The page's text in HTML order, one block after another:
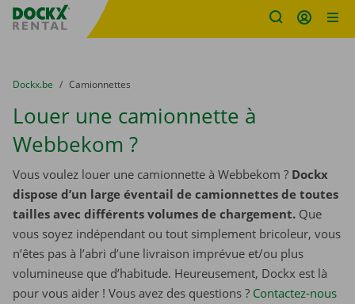
sitename
You are here:
du
Dockx.be to
Camionnettes
Louer une camionnette à
Webbekom ?
Vous voulez louer une camionnette à Webbekom ? Dockx
dispose d’un large éventail de camionnettes de toutes
tailles avec différents volumes de chargement. Que
vous soyez indépendant ou tout simplement bricoleur, vous
n’êtes pas à l’abri d’une livraison imprévue et/ou plus
volumineuse que d’habitude. Heureusement, Dockx est là
pour vous aider ! Vous avez des questions ? Contactez-nous